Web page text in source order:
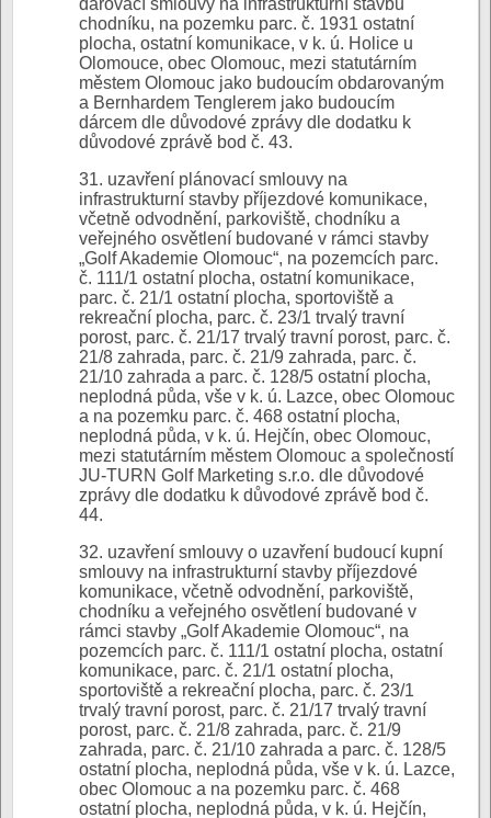
darovací smlouvy na infrastrukturní stavbu
chodníku, na pozemku parc. č. 1931 ostatní
plocha, ostatní komunikace, v k. ú. Holice u
Olomouce, obec Olomouc, mezi statutárním
městem Olomouc jako budoucím obdarovaným
a Bernhardem Tenglerem jako budoucím
dárcem dle důvodové zprávy dle dodatku k
důvodové zprávě bod č. 43.
31. uzavření plánovací smlouvy na
infrastrukturní stavby příjezdové komunikace,
včetně odvodnění, parkoviště, chodníku a
veřejného osvětlení budované v rámci stavby
„Golf Akademie Olomouc“, na pozemcích parc.
č. 111/1 ostatní plocha, ostatní komunikace,
parc. č. 21/1 ostatní plocha, sportoviště a
rekreační plocha, parc. č. 23/1 trvalý travní
porost, parc. č. 21/17 trvalý travní porost, parc. č.
21/8 zahrada, parc. č. 21/9 zahrada, parc. č.
21/10 zahrada a parc. č. 128/5 ostatní plocha,
neplodná půda, vše v k. ú. Lazce, obec Olomouc
a na pozemku parc. č. 468 ostatní plocha,
neplodná půda, v k. ú. Hejčín, obec Olomouc,
mezi statutárním městem Olomouc a společností
JU-TURN Golf Marketing s.r.o. dle důvodové
zprávy dle dodatku k důvodové zprávě bod č.
44.
32. uzavření smlouvy o uzavření budoucí kupní
smlouvy na infrastrukturní stavby příjezdové
komunikace, včetně odvodnění, parkoviště,
chodníku a veřejného osvětlení budované v
rámci stavby „Golf Akademie Olomouc“, na
pozemcích parc. č. 111/1 ostatní plocha, ostatní
komunikace, parc. č. 21/1 ostatní plocha,
sportoviště a rekreační plocha, parc. č. 23/1
trvalý travní porost, parc. č. 21/17 trvalý travní
porost, parc. č. 21/8 zahrada, parc. č. 21/9
zahrada, parc. č. 21/10 zahrada a parc. č. 128/5
ostatní plocha, neplodná půda, vše v k. ú. Lazce,
obec Olomouc a na pozemku parc. č. 468
ostatní plocha, neplodná půda, v k. ú. Hejčín,